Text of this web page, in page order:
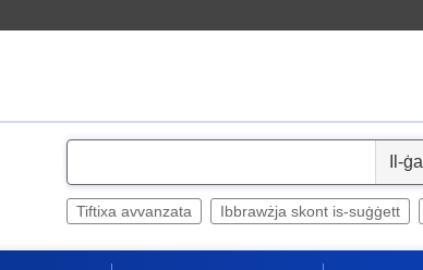
e
Tiftixa avvanzata Ibbrawżja skont is-suġġett